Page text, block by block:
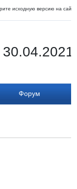
исходную версию на
Форум